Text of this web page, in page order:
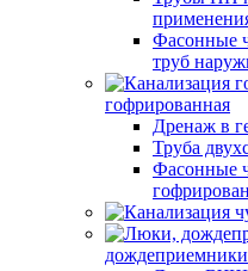
Фасонные
труб
гофрированная
Дренаж в
Труба
Фасонные
дождеприемники